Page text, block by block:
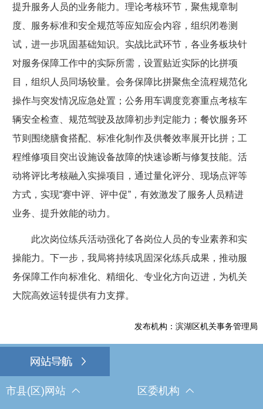
提升服务人员的业务能力。理论考核环节，聚焦规章制
度、服务标准和安全规范等应知应会内容，组织闭卷测
试，进一步巩固基础知识。实战比武环节，各业务板块针
对服务保障工作中的实际所需，设置贴近实际的比拼项
目，组织人员同场较量。会务保障比拼聚焦全流程规范化
操作与突发情况应急处置；公务用车调度竞赛重点考核车
辆安全检查、规范驾驶及故障初步判定能力；餐饮服务环
节则围绕膳食搭配、标准化制作及供餐效率展开比拼；工
程维修项目突出设施设备故障的快速诊断与修复技能。活
动将评比考核融入实操项目，通过量化评分、现场点评等
方式，实现“赛中评、评中促”，有效激发了服务人员精进
业务、提升效能的动力。
此次岗位练兵活动强化了各岗位人员的专业素养和实
操能力。下一步，我局将持续巩固深化练兵成果，推动服
务保障工作向标准化、精细化、专业化方向迈进，为机关
大院高效运转提供有力支撑。
发布机构：滨湖区机关事务管理局
市县(区)网站 区委机构